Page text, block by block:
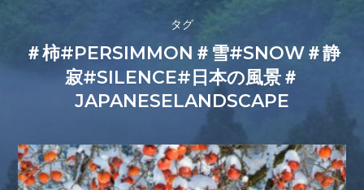
タグ
＃柿#PERSIMMON＃雪#SNOW＃静
寂#SILENCE#日本の風景＃
JAPANESELANDSCAPE